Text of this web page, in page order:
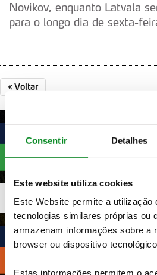
Consentir Detalhes
Este website utiliza cookies
Este Website permite a utilização
tecnologias similares próprias ou
armazenam informações sobre a
browser ou dispositivo
Estas informações permitem o
Novikov, enquanto Latvala
para o longo dia de sexta-
«Voltar